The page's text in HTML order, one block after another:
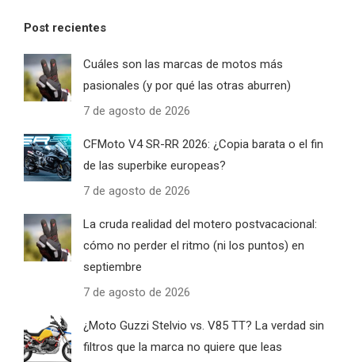
Post recientes
Cuáles son las marcas de motos más
pasionales (y por qué las otras aburren)
7 de agosto de 2026
CFMoto V4 SR-RR 2026: ¿Copia barata o el fin
de las superbike europeas?
7 de agosto de 2026
La cruda realidad del motero postvacacional:
cómo no perder el ritmo (ni los puntos) en
septiembre
7 de agosto de 2026
¿Moto Guzzi Stelvio vs. V85 TT? La verdad sin
filtros que la marca no quiere que leas